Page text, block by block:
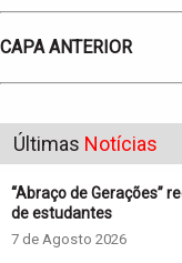
CAPA ANTERIOR
Últimas Notícias
“Abraço de Gerações”
de estudantes
7 de Agosto 2026